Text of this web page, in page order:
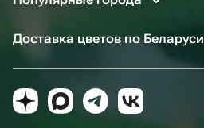
Доставка цветов по Беларуси